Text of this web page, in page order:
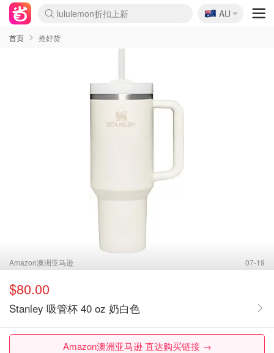
lululemon折扣上新
Sasa美妆护肤3.5折
SSENSE年中3折
FreshBeauty好价汇总
Cettire降价+叠9折
WWS Coles超市实拍
viagogo二手票捡漏
Myer超级周末1折
The Outnet奢牌1折起
David Jones 3折起
Flannels大牌1折
Perfumes Club护肤1折
AMIRO返校季6.2折
Amazon折扣汇总
eToro入金$200送$50
Amazon数码好物
ICONIC本周7.5折
ThedoubleF高奢地板价
Moose Knuckles 6折
丝芙兰5折起
EUFY官网3.7折起
Selenichast首饰2折
Trip机票酒店促销
YSL送5件彩妆礼
Amazon家居好物
Amazon美妆护肤
雅漾大喷$8
过敏原检测盒$33
伊索独家赠50ml沐浴露
科颜氏清仓3折
SEALIFE海洋馆门票6折
丝塔芙大白罐$16
订阅Newsletter送香薰
Cult Beauty 6.8折
Harrods圣诞日历2.3折
LN-CC奢牌私促3折
d'Alba空姐喷雾$16
EVE LOM套装逆天2折
Bernardelli独家4折
Adore Beauty 6折起
CT圣诞日历
Mytheresa奢品2.7折
Luxury Escapes 9折
Currentbody美容仪9折
MOON Garden Live
Roborock扫地机3.7折
Tingo Life水杯$24
Valentino官网5折
CR洗发护发6.3折
修丽可套装7.4折
Myer彩妆2件7折
GANNI官网4.5折
Stylevana韩妆4折
Tessabit高奢8.5折
OGX洗护4折
Amazon阿德莱德次日达
卡诗8.5折+赠礼
Philips Hue灯具8折
🇦🇺
AU
首页 抢好货
Amazon澳洲亚马逊 07-19
$80.00
Stanley 吸管杯 40 oz 奶白色
Amazon澳洲亚马逊 直达购买链接 →